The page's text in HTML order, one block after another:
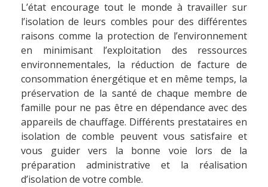
L’état encourage tout le monde à travailler sur
l’isolation de leurs combles pour des différentes
raisons comme la protection de l’environnement
en minimisant l’exploitation des ressources
environnementales, la réduction de facture de
consommation énergétique et en même temps, la
préservation de la santé de chaque membre de
famille pour ne pas être en dépendance avec des
appareils de chauffage. Différents prestataires en
isolation de comble peuvent vous satisfaire et
vous guider vers la bonne voie lors de la
préparation administrative et la réalisation
d’isolation de votre comble.